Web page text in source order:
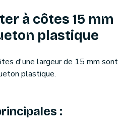
à côtes 15 mm
plastique
d'une largeur de 15 mm sont
plastique.
: